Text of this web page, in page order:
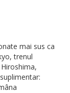
mai sus ca
trenul